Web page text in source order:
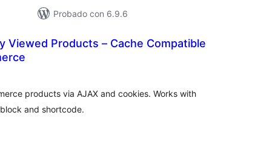
Probado con 6.9.6
Viewed Products – Cache Compatible
products via AJAX and cookies. Works with
and shortcode.